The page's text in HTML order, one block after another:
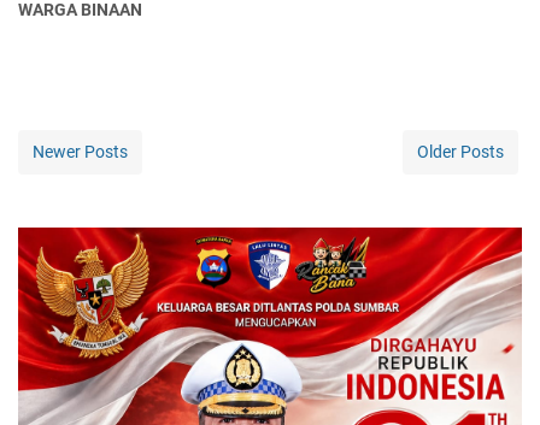
WARGA BINAAN
Newer Posts Older Posts